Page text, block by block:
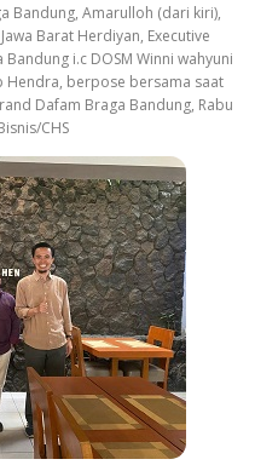
Bandung, Amarulloh (dari kiri),
Barat Herdiyan, Executive
i.c DOSM Winni wahyuni
Hendra, berpose bersama saat
Dafam Braga Bandung, Rabu
CHS